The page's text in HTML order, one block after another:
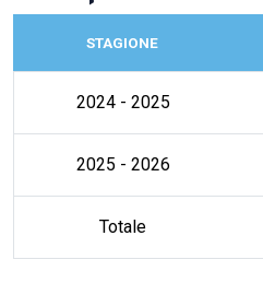
STAGIONE
2024 - 2025
2025 - 2026
Totale